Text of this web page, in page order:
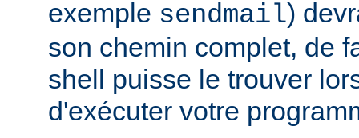
exemple sendmail)
son chemin complet, de
shell puisse le trouver
d'exécuter votre